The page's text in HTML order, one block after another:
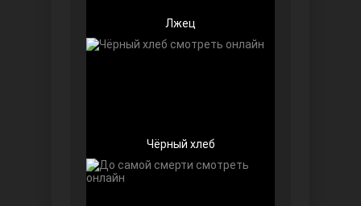
Лжец
Чёрный хлеб